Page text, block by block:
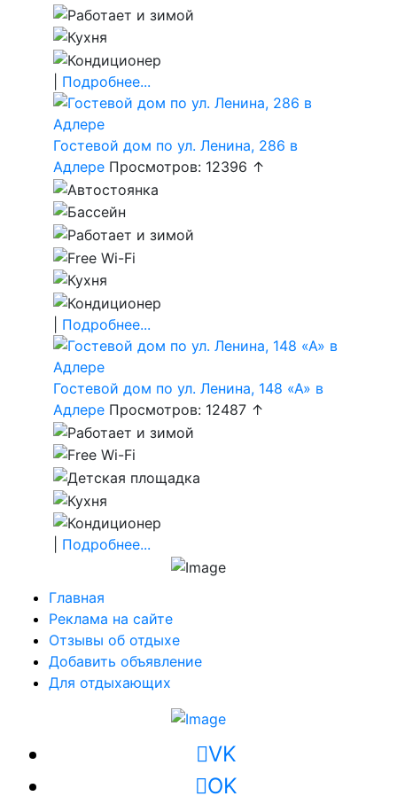
Подробнее...
Гостевой дом по ул. Ленина, 286 в
Адлере Просмотров: 12396 ↑
Подробнее...
Гостевой дом по ул. Ленина, 148 «А» в
Адлере Просмотров: 12487 ↑
Подробнее...
Главная
Реклама на сайте
Отзывы об отдыхе
Добавить объявление
Для отдыхающих
VK
OK